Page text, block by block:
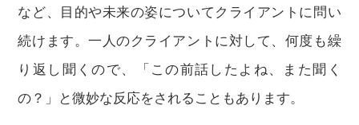
など、目的や未来の姿についてクライアントに問い
続けます。一人のクライアントに対して、何度も繰
り返し聞くので、「この前話したよね、また聞く
の？」と微妙な反応をされることもあります。